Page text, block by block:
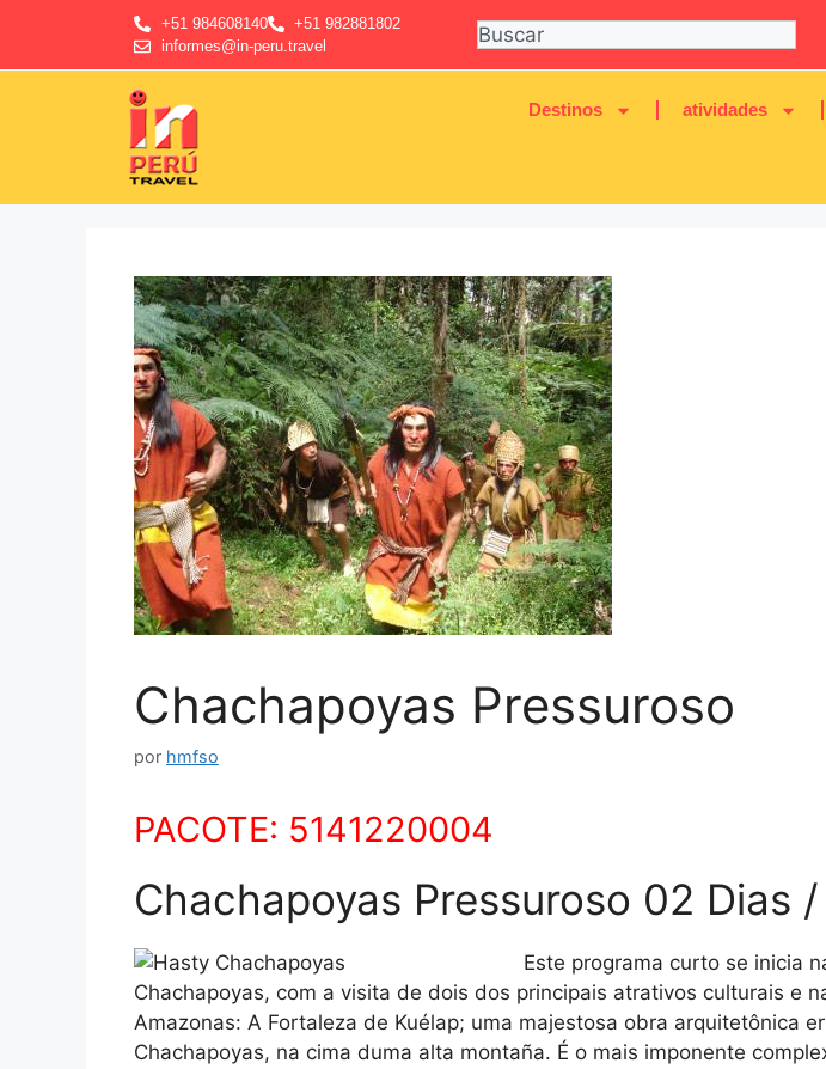
+51 984608140
+51 982881802
informes@in-peru.travel
Destinos atividades
Chachapoyas Pressuroso
por hmfso
PACOTE: 5141220004
Chachapoyas Pressuroso 02 Dias
Este programa curto se inicia
Chachapoyas, com a visita de dois dos principais atrativos culturais e
Amazonas: A Fortaleza de Kuélap; uma majestosa obra arquitetônica
Chachapoyas, na cima duma alta montaña. É o mais imponente